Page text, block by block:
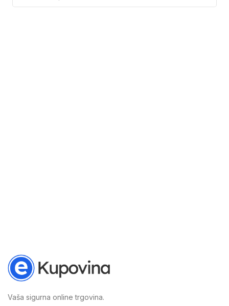
Vaša sigurna online trgovina.